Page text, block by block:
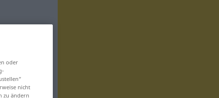
oder
nicht
zu ändern